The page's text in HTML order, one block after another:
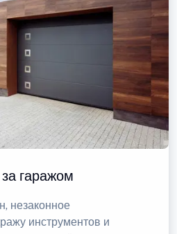
гаражом
незаконное
инструментов и